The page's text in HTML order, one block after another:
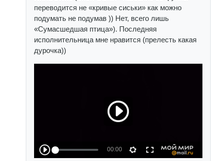
переводится не «кривые сиськи» как можно
подумать не подумав )) Нет, всего лишь
«Сумасшедшая птица»). Последняя
исполнительница мне нравится (прелесть какая
дурочка))